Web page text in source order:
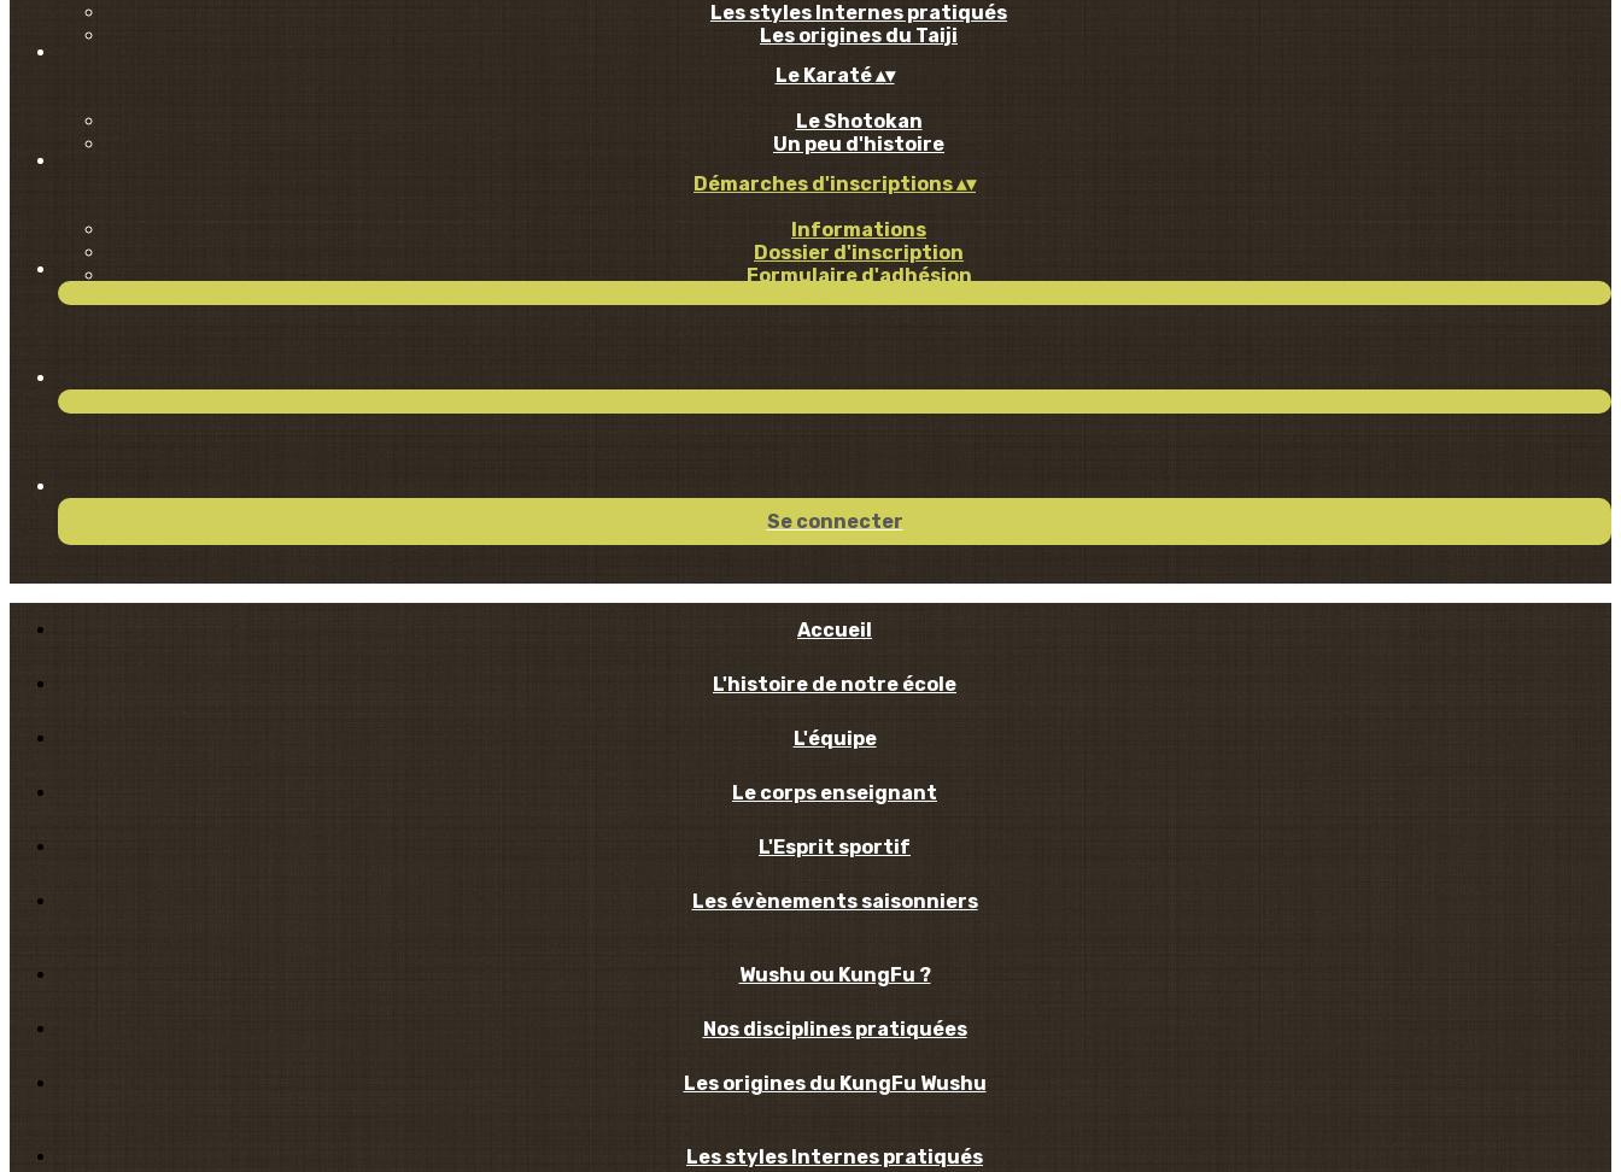
Les styles Internes pratiqués
Les origines du Taiji
Le Karaté▴▾
Le Shotokan
Un peu d'histoire
Démarches d'inscriptions▴▾
Informations
Dossier d'inscription
Formulaire d'adhésion
Se connecter
Accueil
L'histoire de notre école
L'équipe
Le corps enseignant
L'Esprit sportif
Les évènements saisonniers
Wushu ou KungFu ?
Nos disciplines pratiquées
Les origines du KungFu Wushu
Les styles Internes pratiqués